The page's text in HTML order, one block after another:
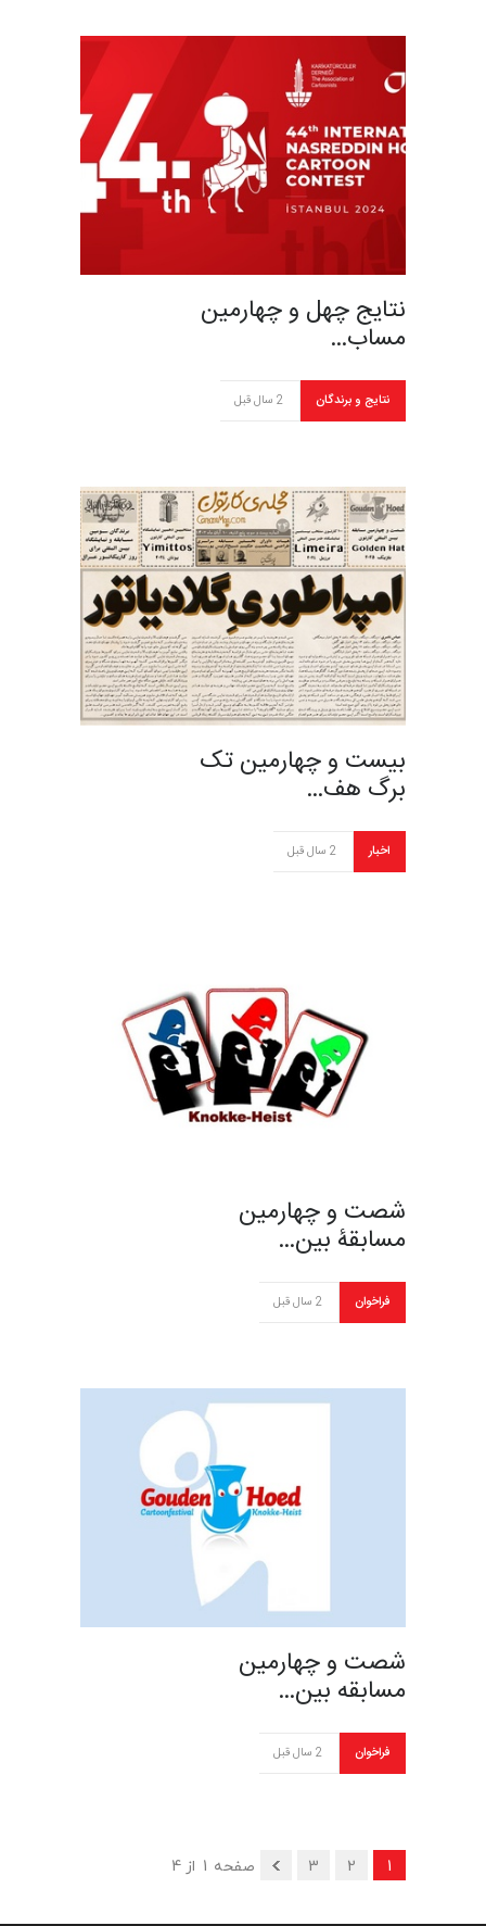
نتایج چهل و چهارمین
مساب…
نتایج و برندگان 2 سال قبل
بیست و چهارمین تک
برگ هف…
اخبار 2 سال قبل
شصت و چهارمین
مسابقۀ بین…
فراخوان 2 سال قبل
شصت و چهارمین
مسابقه بین…
فراخوان 2 سال قبل
1
2
3 صفحه 1 از 4